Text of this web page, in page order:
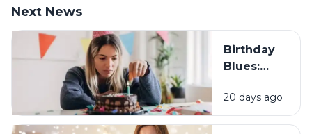
Next News
Birthday
Blues:
Sebagian
Orang
20 days ago